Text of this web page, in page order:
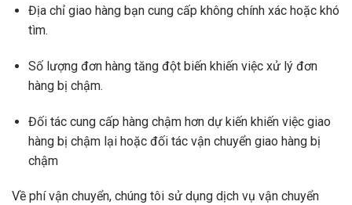
Địa chỉ giao hàng bạn cung cấp không chính xác hoặc khó
tìm.
Số lượng đơn hàng tăng đột biến khiến việc xử lý đơn
hàng bị chậm.
Đối tác cung cấp hàng chậm hơn dự kiến khiến việc giao
hàng bị chậm lại hoặc đối tác vận chuyển giao hàng bị
chậm
Về phí vận chuyển, chúng tôi sử dụng dịch vụ vận chuyển